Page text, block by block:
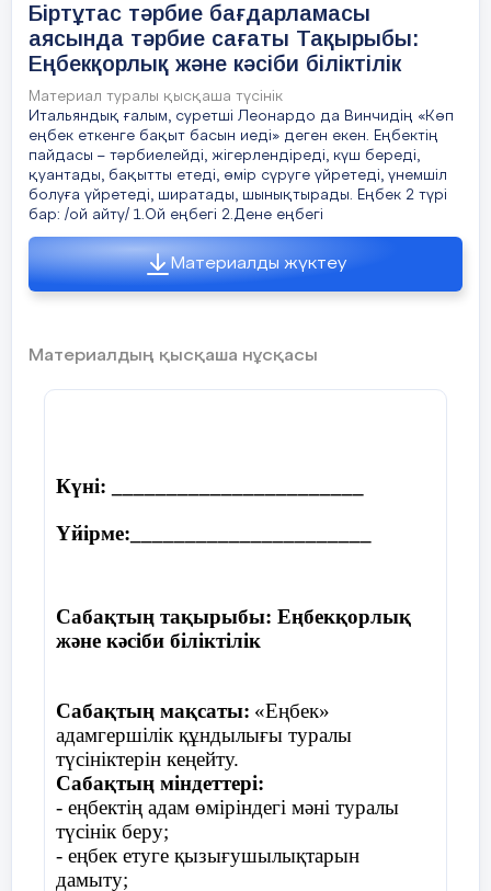
Ұқыпты деп бұл қандай,
Әңгімелесу:
Еңбек адамға не үшін қажет деп
ойлайсыңдар?
Еңбекқор деп қандай адамды атаймыз?
Өздерің еңбектің қандай түрлерімен
айналысқанды ұнатасыңдар?
өмір сүруіне қажетті киім, білім, үй, оның
ішін заттармен толтыру, денсаулығын
сақтау бәрі, бәрі, бәрі де еңбекпен келеді.
«Қайдан келдің, бауырсақ?» Ө.
Тұрманжанов
Дастарханда шашылып
Жатты аппақ бауырсақ
Бауырсаққа қызығып
Қарап тұрып көзін сап.
Біртұтас тәрбие бағдарламасы
аясында тәрбие сағаты Тақырыбы:
Еңбекқорлық және кәсіби біліктілік
Материал туралы қысқаша түсінік
Итальяндық ғалым, суретші Леонардо да Винчидің «Көп
еңбек еткенге бақыт басын иеді» деген екен. Еңбектің
пайдасы – тәрбиелейді, жігерлендіреді, күш береді,
қуантады, бақытты етеді, өмір сүруге үйретеді, үнемшіл
болуға үйретеді, ширатады, шынықтырады. Еңбек 2 түрі
бар: /ой айту/ 1.Ой еңбегі 2.Дене еңбегі
Материалды жүктеу
Материалдың қысқаша нұсқасы
Күні: _______________________
Үйірме:______________________
Сабақтың тақырыбы: Еңбекқорлық
және кәсіби біліктілік
Сабақтың мақсаты: «Еңбек»
адамгершілік құндылығы туралы
түсініктерін кеңейту.
Сабақтың міндеттері:
- еңбектің адам өміріндегі мәні туралы
түсінік беру;
- еңбек етуге қызығушылықтарын
дамыту;